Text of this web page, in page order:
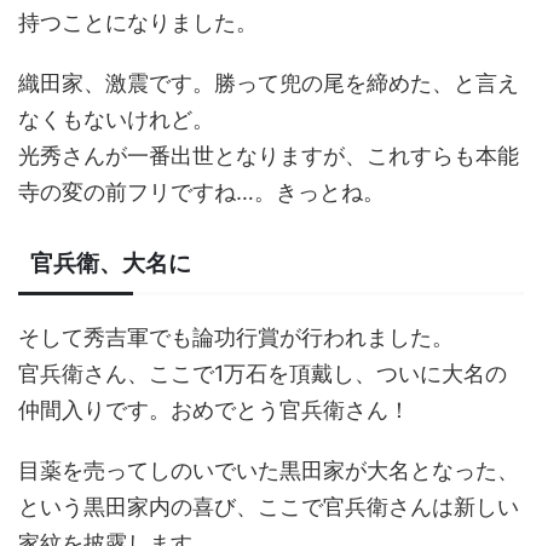
持つことになりました。
織田家、激震です。勝って兜の尾を締めた、と言え
なくもないけれど。
光秀さんが一番出世となりますが、これすらも本能
寺の変の前フリですね…。きっとね。
官兵衛、大名に
そして秀吉軍でも論功行賞が行われました。
官兵衛さん、ここで1万石を頂戴し、ついに大名の
仲間入りです。おめでとう官兵衛さん！
目薬を売ってしのいでいた黒田家が大名となった、
という黒田家内の喜び、ここで官兵衛さんは新しい